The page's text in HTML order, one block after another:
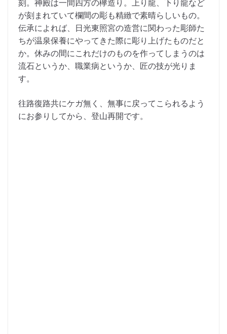
刻。神殿は一間四方の欅造り。上り龍、下り龍など
が刻まれていて欄間の彫も精緻で素晴らしいもの。
伝承によれば、日光東照宮の造営に関わった彫師た
ちが温泉保養にやってきた際に彫り上げたものだと
か。休みの間にこれだけのものを作ってしまうのは
流石というか、職業病というか、匠の技が光りま
す。
往路復路共にケガ無く、無事に戻ってこられるよう
にお参りしてから、登山再開です。